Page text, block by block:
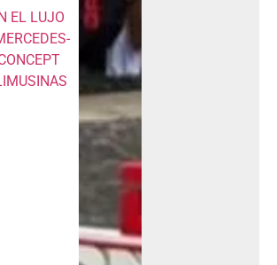
EL LUJO